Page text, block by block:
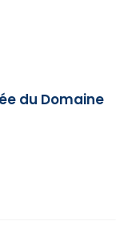
du Domaine